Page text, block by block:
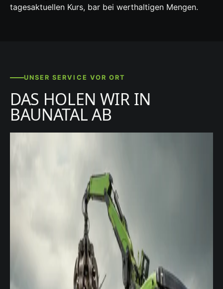
tagesaktuellen Kurs, bar bei werthaltigen Mengen.
UNSER SERVICE VOR ORT
DAS HOLEN WIR IN
BAUNATAL AB